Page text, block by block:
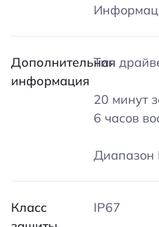
Дополнительная
информация
Тип
20 минут
6 часов
Диапазон
Класс
IP67